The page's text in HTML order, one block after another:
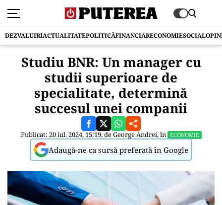
DEZVALUIRIACTUALITATEPOLITICĂFINANCIARECONOMIESOCIAL
Studiu BNR: Un manager cu
studii superioare de
specialitate, determină
succesul unei companii
Publicat: 20 iul. 2024, 15:19, deGeorge Andrei, în ECONOMIE
Adaugă-ne ca sursă preferată în Google